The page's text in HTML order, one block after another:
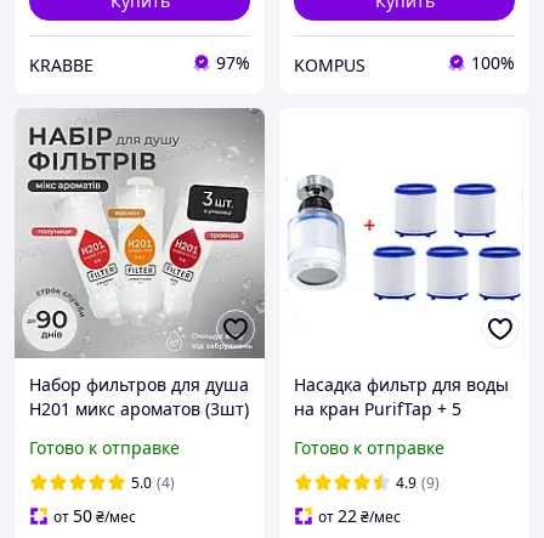
KRABBE 97% KOMPUS 100%
Набор фильтров для душа
H201 микс ароматов (3шт)
Готово к отправке
5.0 (4)
от50₴/мес
Насадка фильтр для воды
на кран PurifTap + 5
Готово к отправке
4.9 (9)
от22₴/мес